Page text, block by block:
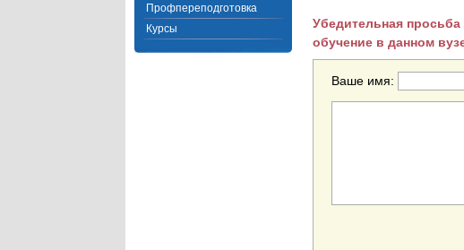
Профпереподготовка
Курсы
Убедительная
обучение в данном
Ваше имя: